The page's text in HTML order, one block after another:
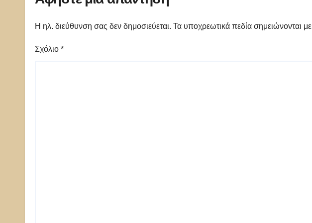
Η ηλ. διεύθυνση σας δεν δημοσιεύεται. Τα υποχρεωτικά πεδία σημειώνονται με
Σχόλιο *